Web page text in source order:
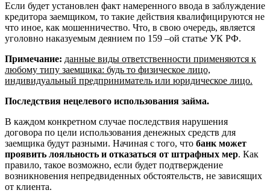
Если будет установлен факт намеренного ввода в заблуждение
кредитора заемщиком, то такие действия квалифицируются не
что иное, как мошенничество. Что, в свою очередь, является
уголовно наказуемым деянием по 159 –ой статье УК РФ.
Примечание: данные виды ответственности применяются к
любому типу заемщика: будь то физическое лицо,
индивидуальный предприниматель или юридическое лицо.
Последствия нецелевого использования займа.
В каждом конкретном случае последствия нарушения
договора по цели использования денежных средств для
заемщика будут разными. Начиная с того, что банк может
проявить лояльность и отказаться от штрафных мер. Как
правило, такое возможно, если будет подтверждение
возникновения непредвиденных обстоятельств, не зависящих
от клиента.